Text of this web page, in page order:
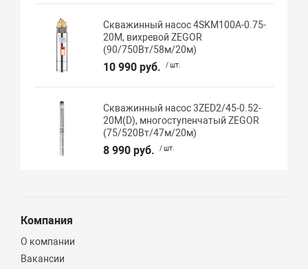
Скважинный насос 4SKM100A-0.75-
20M, вихревой ZEGOR
(90/750Вт/58м/20м)
10 990 руб. / шт.
Скважинный насос 3ZED2/45-0.52-
20M(D), многоступенчатый ZEGOR
(75/520Вт/47м/20м)
8 990 руб. / шт.
Компания
О компании
Вакансии